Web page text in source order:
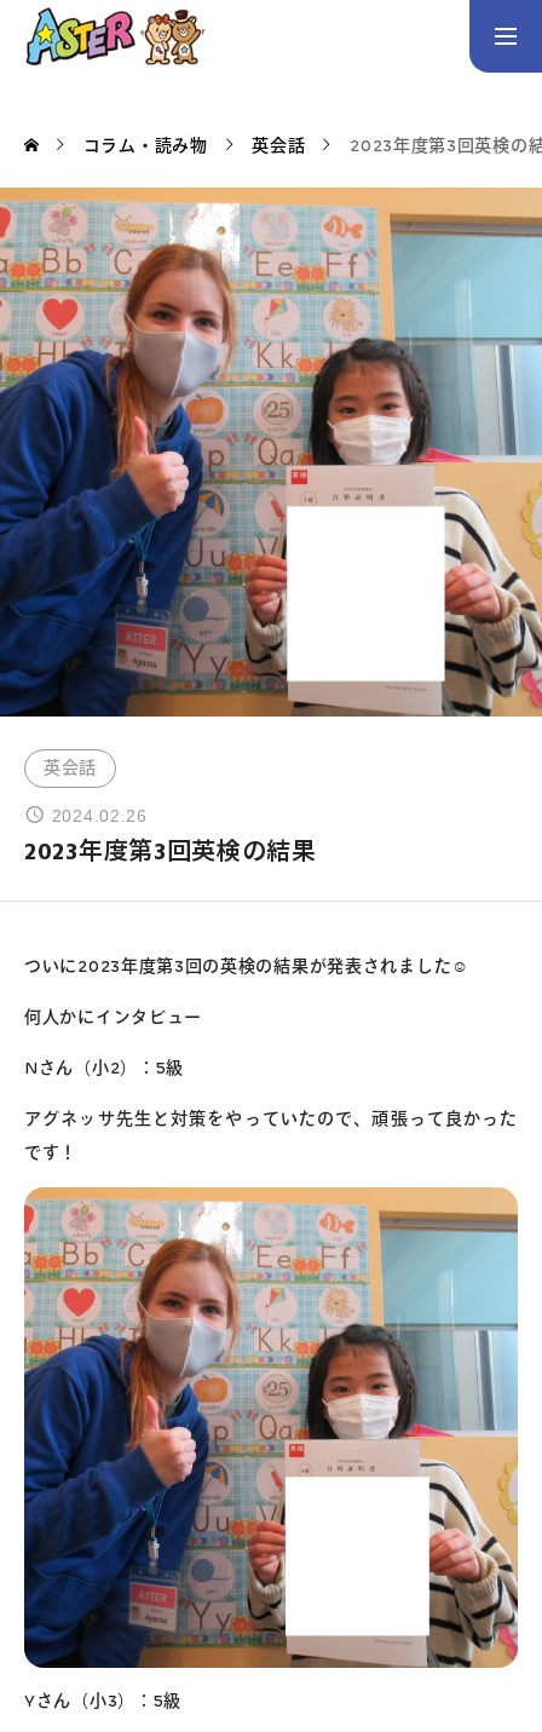
トップページ
コース案内
英会話／プログラミング／3Dデザイン／学童保育
英会話（未就学児） 英会話（小学生） 英会話（中学生）
生徒・保護者の声
スタッフ紹介
アクセス
よくあるご質問
お問い合わせ
団体向け出張英会話
新着情報
コラム・読み物
コラム・読み物 英会話 2023年度第3回英検の
英会話
2024.02.26
2023年度第3回英検の結果
ついに2023年度第3回の英検の結果が発表されました☺
何人かにインタビュー
Nさん（小2）：5級
アグネッサ先生と対策をやっていたので、頑張って良かった
です！
Yさん（小3）：5級